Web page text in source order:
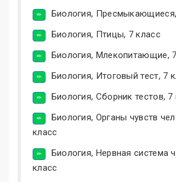
Биология,
Биология, Птицы, 7 класс
Биология, Млекопитающие,
Биология, Итоговый тест, 7
Биология, Сборник тестов, 7
Биология, Органы чувств
класс
Биология, Нервная система
класс